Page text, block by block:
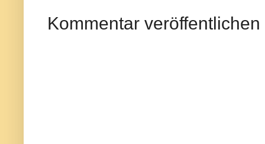
Kommentar veröffentlichen